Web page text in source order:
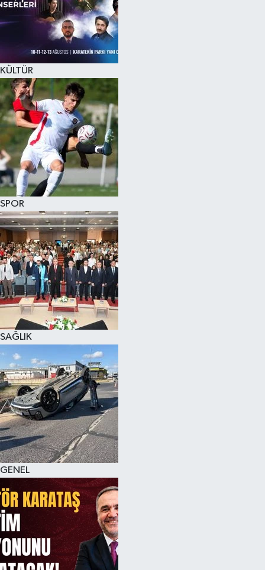
KÜLTÜR
SPOR
SAĞLIK
GENEL
KÜLTÜR SANAT
MAGAZİN
SAĞLIK
SİYASET
SPOR
TEKNOLOJİ
YAŞAM